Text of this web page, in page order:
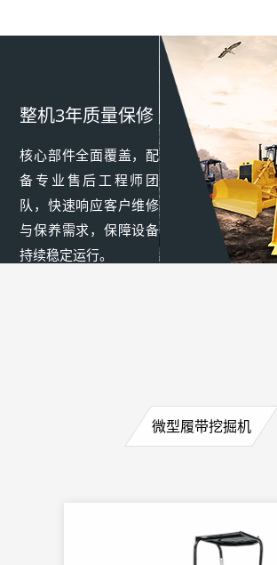
整机3年质量保修
核心部件全面覆盖，配
备专业售后工程师团
队，快速响应客户维修
与保养需求，保障设备
持续稳定运行。
微型履带挖掘机